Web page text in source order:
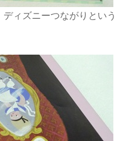
ィズニーつながりという